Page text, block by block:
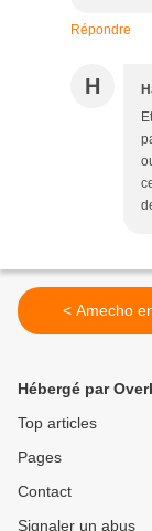
Répondre
H
< Amecho
Hébergé par
Top articles
Pages
Contact
Signaler un abus